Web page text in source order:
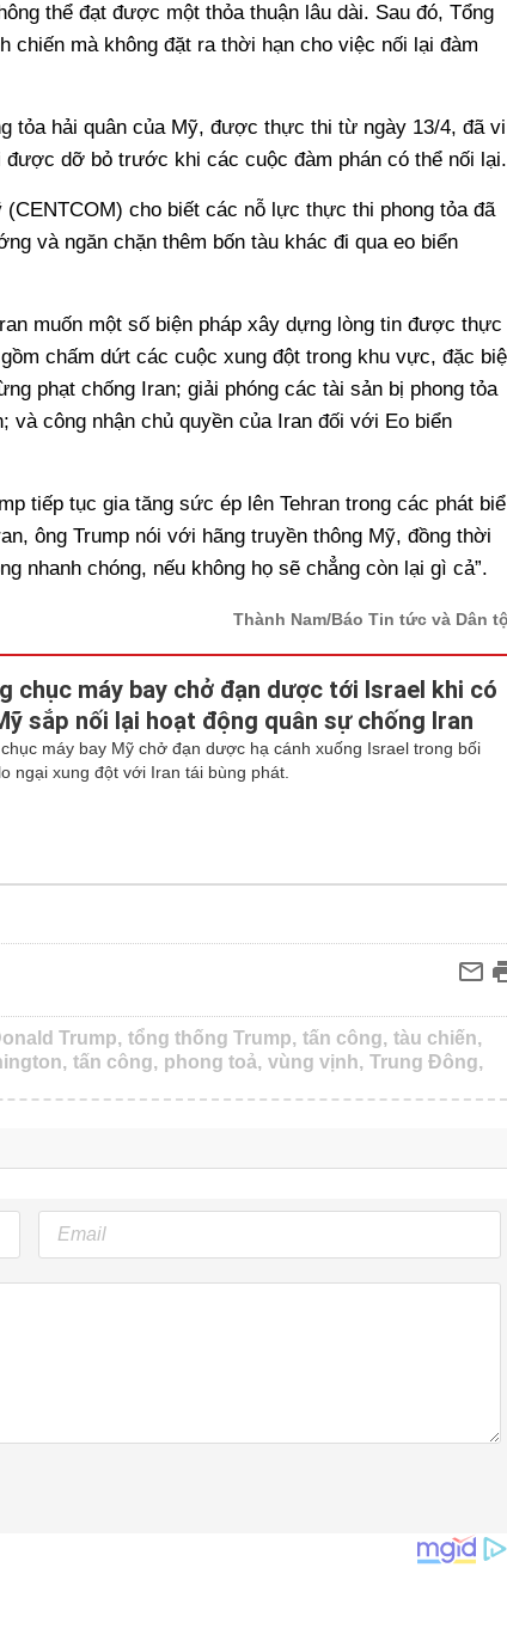
thể đạt được một thỏa thuận lâu dài. Sau đó, Tổng
chiến mà không đặt ra thời hạn cho việc nối lại đàm
tỏa hải quân của Mỹ, được thực thi từ ngày 13/4, đã vi
được dỡ bỏ trước khi các cuộc đàm phán có thể nối lại.
cho biết các nỗ lực thực thi phong tỏa đã
và ngăn chặn thêm bốn tàu khác đi qua eo biển
muốn một số biện pháp xây dựng lòng tin được thực
chấm dứt các cuộc xung đột trong khu vực, đặc
phạt chống Iran; giải phóng các tài sản bị phong tỏa
và công nhận chủ quyền của Iran đối với Eo biển
tiếp tục gia tăng sức ép lên Tehran trong các phát
ông Trump nói với hãng truyền thông Mỹ, đồng thời
nhanh chóng, nếu không họ sẽ chẳng còn lại gì cả”.
Thành Nam/Báo Tin tức và Dân
chục máy bay chở đạn dược tới Israel khi có
sắp nối lại hoạt động quân sự chống Iran
máy bay Mỹ chở đạn dược hạ cánh xuống Israel trong bối
ngại xung đột với Iran tái bùng phát.
Trump, tổng thống Trump, tấn công, tàu chiến,
tấn công, phong toả, vùng vịnh, Trung Đông,